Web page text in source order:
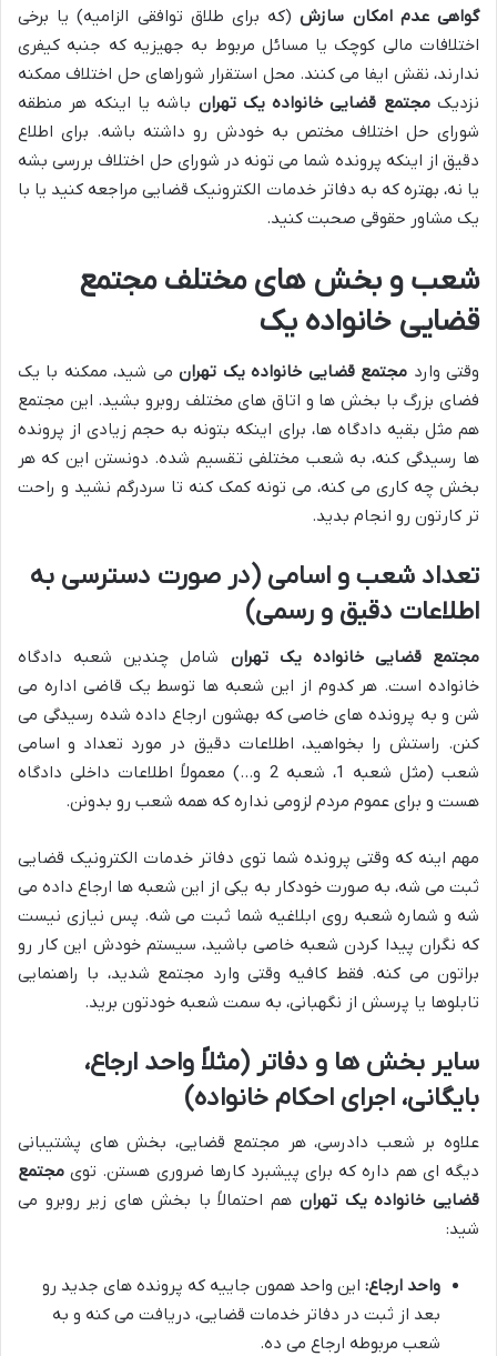
گواهی عدم امکان سازش(که برای طلاق توافقی الزامیه) یا برخی
اختلافات مالی کوچک یا مسائل مربوط به جهیزیه که جنبه کیفری
ندارند، نقش ایفا می کنند. محل استقرار شوراهای حل اختلاف ممکنه
نزدیکمجتمع قضایی خانواده یک تهران باشه یا اینکه هر منطقه
شورای حل اختلاف مختص به خودش رو داشته باشه. برای اطلاع
دقیق از اینکه پرونده شما می تونه در شورای حل اختلاف بررسی بشه
یا نه، بهتره که به دفاتر خدمات الکترونیک قضایی مراجعه کنید یا با
یک مشاور حقوقی صحبت کنید.
شعب و بخش های مختلف مجتمع
قضایی خانواده یک
وقتی وارد مجتمع قضایی خانواده یک تهرانمی شید، ممکنه با یک
فضای بزرگ با بخش ها و اتاق های مختلف روبرو بشید. این مجتمع
هم مثل بقیه دادگاه ها، برای اینکه بتونه به حجم زیادی از پرونده
ها رسیدگی کنه، به شعب مختلفی تقسیم شده. دونستن این که هر
بخش چه کاری می کنه، می تونه کمک کنه تا سردرگم نشید و راحت
تر کارتون رو انجام بدید.
تعداد شعب و اسامی (در صورت دسترسی به
اطلاعات دقیق و رسمی)
مجتمع قضایی خانواده یک تهران شامل چندین شعبه دادگاه
خانواده است. هر کدوم از این شعبه ها توسط یک قاضی اداره می
شن و به پرونده های خاصی که بهشون ارجاع داده شده رسیدگی می
کنن. راستش را بخواهید، اطلاعات دقیق در مورد تعداد و اسامی
شعب (مثل شعبه 1، شعبه 2 و…) معمولاً اطلاعات داخلی دادگاه
هست و برای عموم مردم لزومی نداره که همه شعب رو بدونن.
مهم اینه که وقتی پرونده شما توی دفاتر خدمات الکترونیک قضایی
ثبت می شه، به صورت خودکار به یکی از این شعبه ها ارجاع داده می
شه و شماره شعبه روی ابلاغیه شما ثبت می شه. پس نیازی نیست
که نگران پیدا کردن شعبه خاصی باشید، سیستم خودش این کار رو
براتون می کنه. فقط کافیه وقتی وارد مجتمع شدید، با راهنمایی
تابلوها یا پرسش از نگهبانی، به سمت شعبه خودتون برید.
سایر بخش ها و دفاتر (مثلاً واحد ارجاع،
بایگانی، اجرای احکام خانواده)
علاوه بر شعب دادرسی، هر مجتمع قضایی، بخش های پشتیبانی
دیگه ای هم داره که برای پیشبرد کارها ضروری هستن. توی مجتمع
قضایی خانواده یک تهران هم احتمالاً با بخش های زیر روبرو می
شید:
واحد ارجاع: این واحد همون جاییه که پرونده های جدید رو
بعد از ثبت در دفاتر خدمات قضایی، دریافت می کنه و به
شعب مربوطه ارجاع می ده.